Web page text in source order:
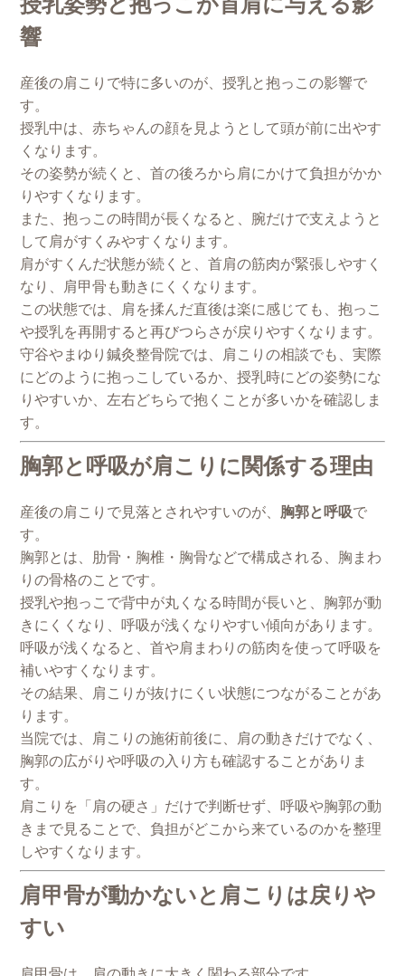
響
産後の肩こりで特に多いのが、授乳と抱っこの影響で
す。
授乳中は、赤ちゃんの顔を見ようとして頭が前に出やす
くなります。
その姿勢が続くと、首の後ろから肩にかけて負担がかか
りやすくなります。
また、抱っこの時間が長くなると、腕だけで支えようと
して肩がすくみやすくなります。
肩がすくんだ状態が続くと、首肩の筋肉が緊張しやすく
なり、肩甲骨も動きにくくなります。
この状態では、肩を揉んだ直後は楽に感じても、抱っこ
や授乳を再開すると再びつらさが戻りやすくなります。
守谷やまゆり鍼灸整骨院では、肩こりの相談でも、実際
にどのように抱っこしているか、授乳時にどの姿勢にな
りやすいか、左右どちらで抱くことが多いかを確認しま
す。
胸郭と呼吸が肩こりに関係する理由
産後の肩こりで見落とされやすいのが、 胸郭と呼吸で
す。
胸郭とは、肋骨・胸椎・胸骨などで構成される、胸まわ
りの骨格のことです。
授乳や抱っこで背中が丸くなる時間が長いと、胸郭が動
きにくくなり、呼吸が浅くなりやすい傾向があります。
呼吸が浅くなると、首や肩まわりの筋肉を使って呼吸を
補いやすくなります。
その結果、肩こりが抜けにくい状態につながることがあ
ります。
当院では、肩こりの施術前後に、肩の動きだけでなく、
胸郭の広がりや呼吸の入り方も確認することがありま
す。
肩こりを「肩の硬さ」だけで判断せず、呼吸や胸郭の動
きまで見ることで、負担がどこから来ているのかを整理
しやすくなります。
肩甲骨が動かないと肩こりは戻りや
すい